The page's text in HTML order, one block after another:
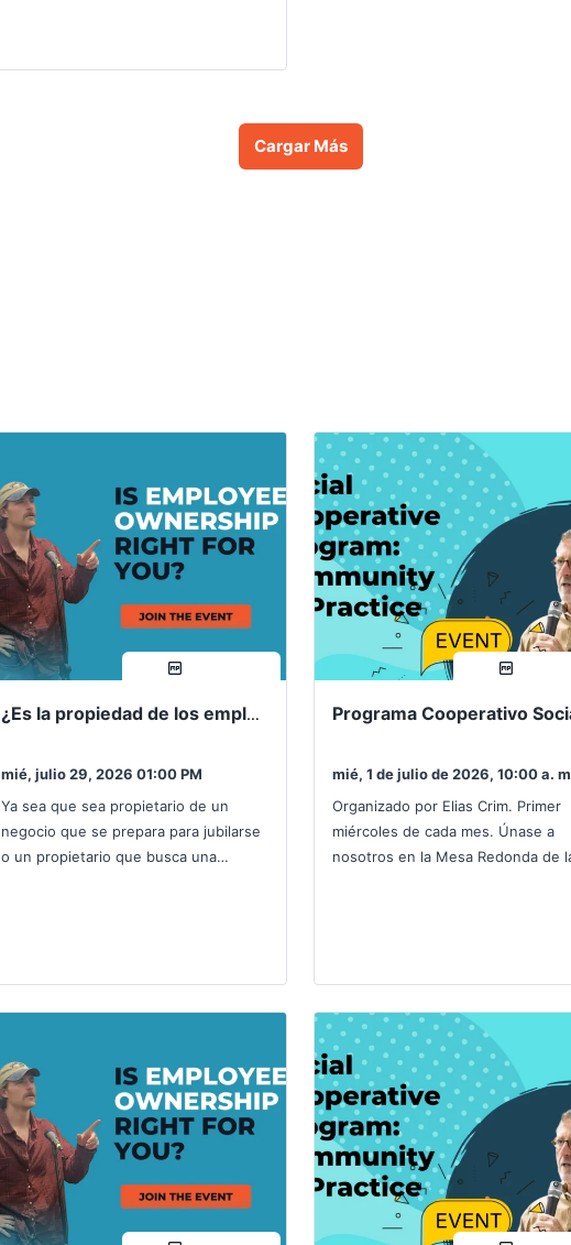
Cargar Más
compartir
¿Es la propiedad de los empleados adecuada para usted?
mié, julio 29, 2026 01:00 PM
Ya sea que sea propietario de un
negocio que se prepara para jubilarse
o un propietario que busca una
mié, 1 de julio de 2026, 10:00 a.
Organizado por Elias Crim. Primer
miércoles de cada mes. Únase a
nosotros en la Mesa Redonda de